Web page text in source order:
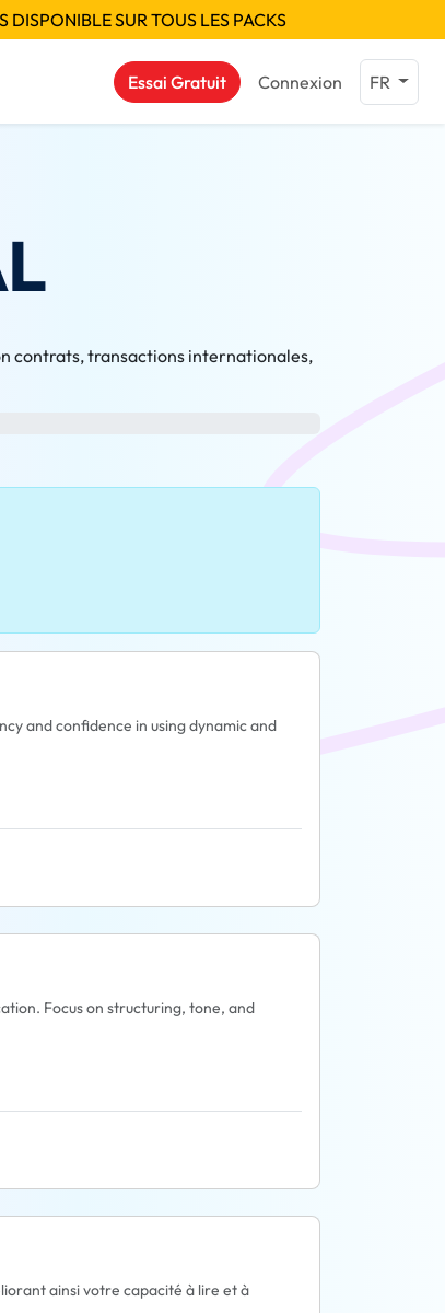
DISPONIBLE SUR TOUS LES PACKS
Essai Gratuit Connexion FR
contrats, transactions internationales,
and confidence in using dynamic and
Focus on structuring, tone, and
ainsi votre capacité à lire et à